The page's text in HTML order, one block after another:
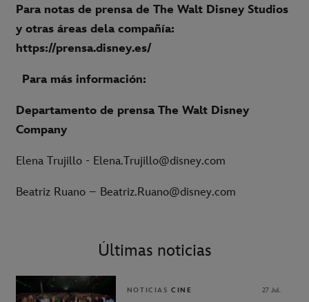
Para notas de prensa de The Walt Disney Studios
y otras áreas dela compañía:
https://prensa.disney.es/
Para más información:
Departamento de prensa The Walt Disney
Company
Elena Trujillo - Elena.Trujillo@disney.com
Beatriz Ruano – Beatriz.Ruano@disney.com
Últimas noticias
NOTICIAS CINE 27 Jul.